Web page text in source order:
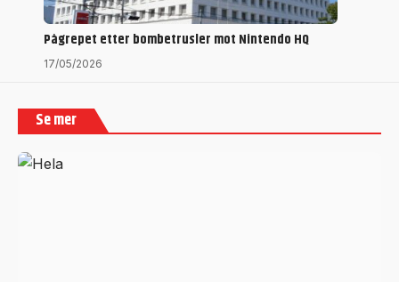
Pågrepet etter bombetrusler mot Nintendo HQ
17/05/2026
Se mer